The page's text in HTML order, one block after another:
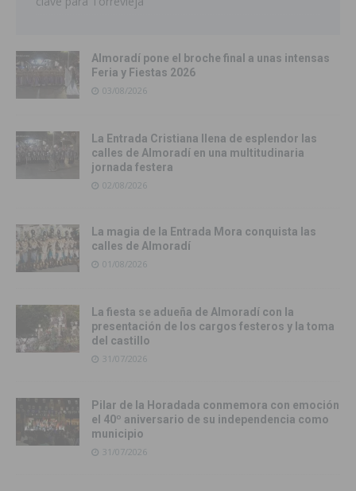
Almoradí pone el broche final a unas intensas
Feria y Fiestas 2026
03/08/2026
La Entrada Cristiana llena de esplendor las
calles de Almoradí en una multitudinaria
jornada festera
02/08/2026
La magia de la Entrada Mora conquista las
calles de Almoradí
01/08/2026
La fiesta se adueña de Almoradí con la
presentación de los cargos festeros y la toma
del castillo
31/07/2026
Pilar de la Horadada conmemora con emoción
el 40º aniversario de su independencia como
municipio
31/07/2026